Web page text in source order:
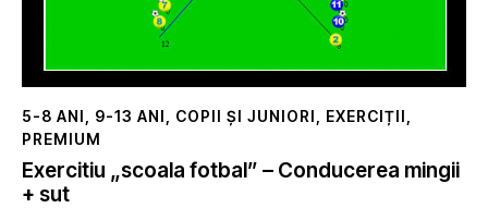
5-8 ANI 9-13 ANI COPII ȘI JUNIORI EXERCIȚII
PREMIUM
Exercitiu „scoala fotbal” – Conducerea mingii
+ sut